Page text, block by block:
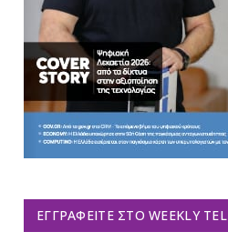
ΕΓΓΡΑΦΕΊΤΕ ΣΤΟ WEEKLY